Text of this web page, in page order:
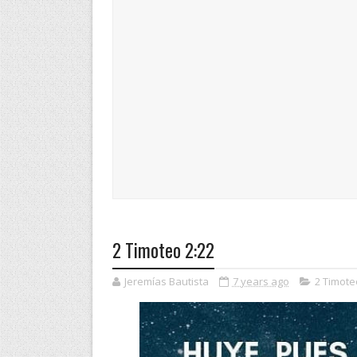
2 Timoteo 2:22
Jeremías Bautista 7 years ago 2